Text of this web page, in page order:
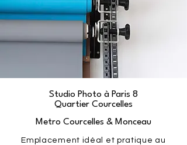
Studio Photo à Paris 8
Quartier Courcelles
Metro Courcelles & Monceau
Emplacement idéal et pratique au